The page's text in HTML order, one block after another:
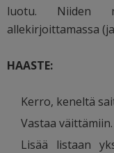
luotu.
allekirjoittamassa
HAASTE:
Kerro, keneltä
Vastaa väittämiin.
Lisää listaan